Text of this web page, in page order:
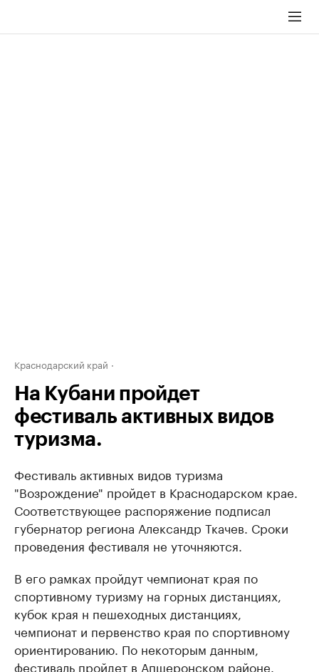
Краснодарский край
На Кубани пройдет
фестиваль активных видов
туризма.
Фестиваль активных видов туризма
"Возрождение" пройдет в Краснодарском крае.
Соответствующее распоряжение подписал
губернатор региона Александр Ткачев. Сроки
проведения фестиваля не уточняются.
В его рамках пройдут чемпионат края по
спортивному туризму на горных дистанциях,
кубок края н пешеходных дистанциях,
чемпионат и первенство края по спортивному
ориентированию. По некоторым данным,
фестиваль пройдет в Апшеронском районе.